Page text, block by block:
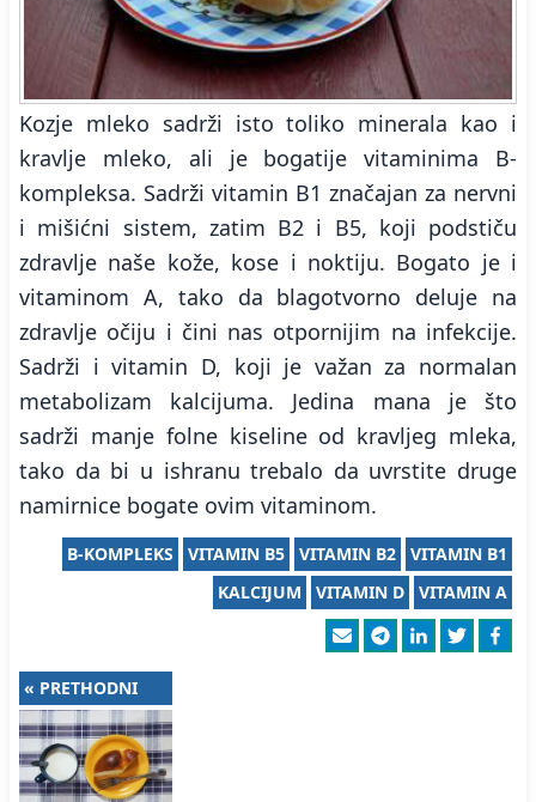
Kozje mleko sadrži isto toliko minerala kao i
kravlje mleko, ali je bogatije vitaminima B-
kompleksa. Sadrži vitamin B1 značajan za nervni
i mišićni sistem, zatim B2 i B5, koji podstiču
zdravlje naše kože, kose i noktiju. Bogato je i
vitaminom A, tako da blagotvorno deluje na
zdravlje očiju i čini nas otpornijim na infekcije.
Sadrži i vitamin D, koji je važan za normalan
metabolizam kalcijuma. Jedina mana je što
sadrži manje folne kiseline od kravljeg mleka,
tako da bi u ishranu trebalo da uvrstite druge
namirnice bogate ovim vitaminom.
VITAMIN B1
VITAMIN B2
VITAMIN B5
B-KOMPLEKS
VITAMIN A
VITAMIN D
KALCIJUM
« PRETHODNI